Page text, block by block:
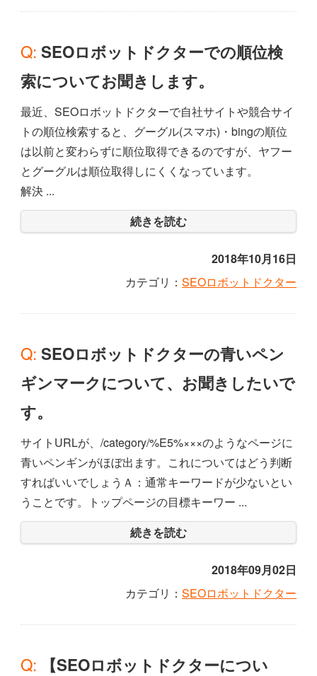
Q: SEOロボットドクターでの順位検
索についてお聞きします。
最近、SEOロボットドクターで自社サイトや競合サイ
トの順位検索すると、グーグル(スマホ)・bingの順位
は以前と変わらずに順位取得できるのですが、ヤフー
とグーグルは順位取得しにくくなっています。
解決 ...
続きを読む
2018年10月16日
カテゴリ： SEOロボットドクター
Q: SEOロボットドクターの青いペン
ギンマークについて、お聞きしたいで
す。
サイトURLが、/category/%E5%×××のようなページに
青いペンギンがほぼ出ます。これについてはどう判断
すればいいでしょうＡ：通常キーワードが少ないとい
うことです。トップページの目標キーワー ...
続きを読む
2018年09月02日
カテゴリ： SEOロボットドクター
Q: 【SEOロボットドクターについ